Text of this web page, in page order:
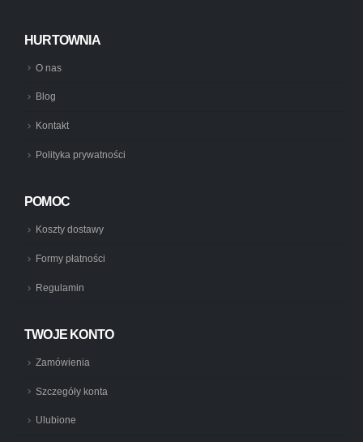
HURTOWNIA
O nas
Blog
Kontakt
Polityka prywatności
POMOC
Koszty dostawy
Formy płatności
Regulamin
TWOJE KONTO
Zamówienia
Szczegóły konta
Ulubione